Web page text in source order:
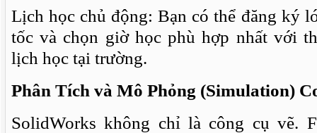
Lịch học chủ động: Bạn có thể đăng ký
tốc và chọn giờ học phù hợp nhất với
lịch học tại trường.
Phân Tích và Mô Phỏng (Simulation)
SolidWorks không chỉ là công cụ vẽ.